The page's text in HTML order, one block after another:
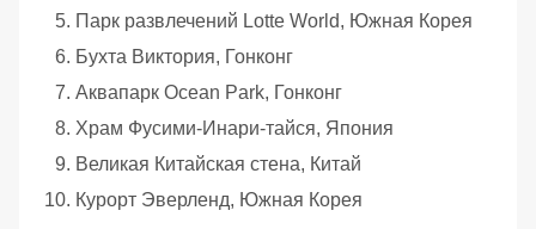
Парк развлечений Lotte World, Южная Корея
Бухта Виктория, Гонконг
Аквапарк Ocean Park, Гонконг
Храм Фусими-Инари-тайся, Япония
Великая Китайская стена, Китай
Курорт Эверленд, Южная Корея